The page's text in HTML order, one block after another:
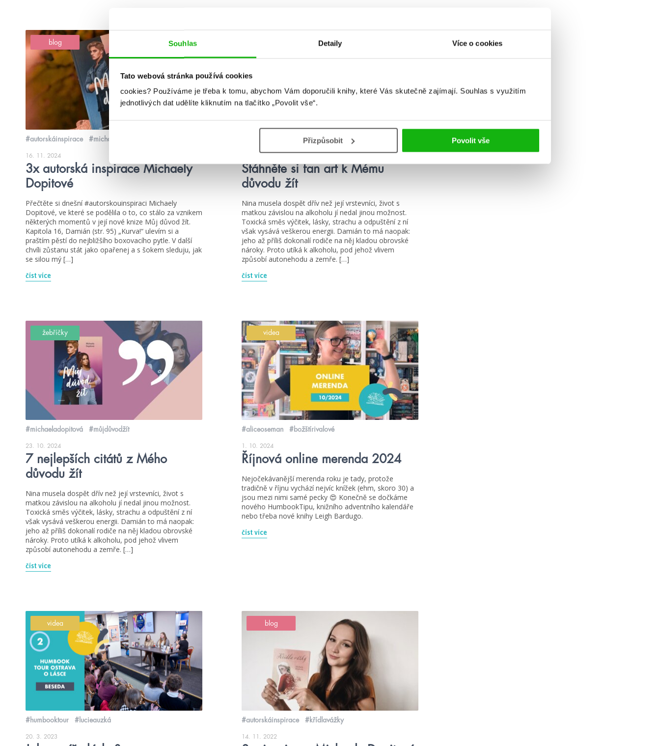
Souhlas Detaily Více o cookies
Tato webová stránka používá cookies
cookies? Používáme je třeba k tomu, abychom Vám doporučili knihy, které Vás skutečně zajímají. Souhlas s využitím
jednotlivých dat udělíte kliknutím na tlačítko „Povolit vše“.
Přizpůsobit Povolit vše
blog
#autorskáinspirace #michaeladopitová
16. 11. 2024
3x autorská inspirace Michaely
Dopitové
Přečtěte si dnešní #autorskouinspiraci Michaely
Dopitové, ve které se podělila o to, co stálo za vznikem
některých momentů v její nové knize Můj důvod žít.
Kapitola 16, Damián (str. 95) „Kurva!“ ulevím si a
praštím pěstí do nejbližšího boxovacího pytle. V další
chvíli zůstanu stát jako opařenej a s šokem sleduju, jak
se silou mý […]
číst více
#michaeladopitová
Stáhněte si fan art k Mému
důvodu žít
Nina musela dospět dřív než její vrstevníci, život s
matkou závislou na alkoholu jí nedal jinou možnost.
Toxická směs výčitek, lásky, strachu a odpuštění z ní
však vysává veškerou energii. Damián to má naopak:
jeho až příliš dokonalí rodiče na něj kladou obrovské
nároky. Proto utíká k alkoholu, pod jehož vlivem
způsobí autonehodu a zemře. […]
číst více
žebříčky
#michaeladopitová #můjdůvodžít
23. 10. 2024
7 nejlepších citátů z Mého
důvodu žít
Nina musela dospět dřív než její vrstevníci, život s
matkou závislou na alkoholu jí nedal jinou možnost.
Toxická směs výčitek, lásky, strachu a odpuštění z ní
však vysává veškerou energii. Damián to má naopak:
jeho až příliš dokonalí rodiče na něj kladou obrovské
nároky. Proto utíká k alkoholu, pod jehož vlivem
způsobí autonehodu a zemře. […]
číst více
videa
#aliceoseman #božštírivalové
1. 10. 2024
Říjnová online merenda 2024
Nejočekávanější merenda roku je tady, protože
tradičně v říjnu vychází nejvíc knížek (ehm, skoro 30) a
jsou mezi nimi samé pecky 😍 Konečně se dočkáme
nového HumbookTipu, knižního adventního kalendáře
nebo třeba nové knihy Leigh Bardugo.
číst více
videa
#humbooktour #lucieauzká
20. 3. 2023
blog
#autorskáinspirace #křídlavážky
14. 11. 2022